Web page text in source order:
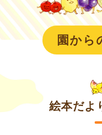
園から
絵本だ